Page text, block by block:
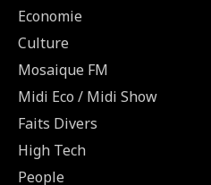
Economie
Culture
Mosaique FM
Midi Eco / Midi Show
Faits Divers
High Tech
People